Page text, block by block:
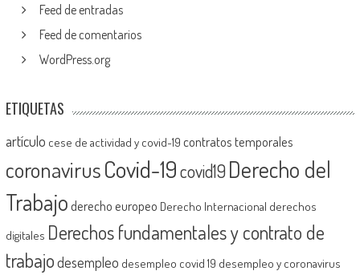
Feed de entradas
Feed de comentarios
WordPress.org
ETIQUETAS
artículo cese de actividad y covid-19 contratos temporales
coronavirusCovid-19covid19 Derecho del
Trabajoderecho europeo Derecho Internacional derechos
digitales Derechos fundamentales y contrato de
trabajodesempleo desempleo covid 19 desempleo y coronavirus